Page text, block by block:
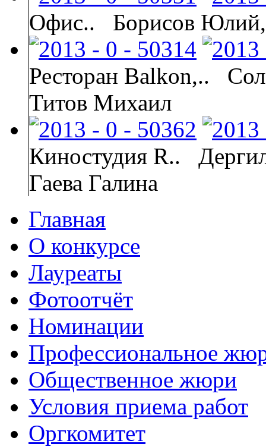
Офис.. Борисов
Ресторан Balkon,..
Титов Михаил
Киностудия R..
Гаева Галина
Главная
О конкурсе
Лауреаты
Фотоотчёт
Номинации
Профессиональное
Общественное жюри
Условия приема работ
Оргкомитет